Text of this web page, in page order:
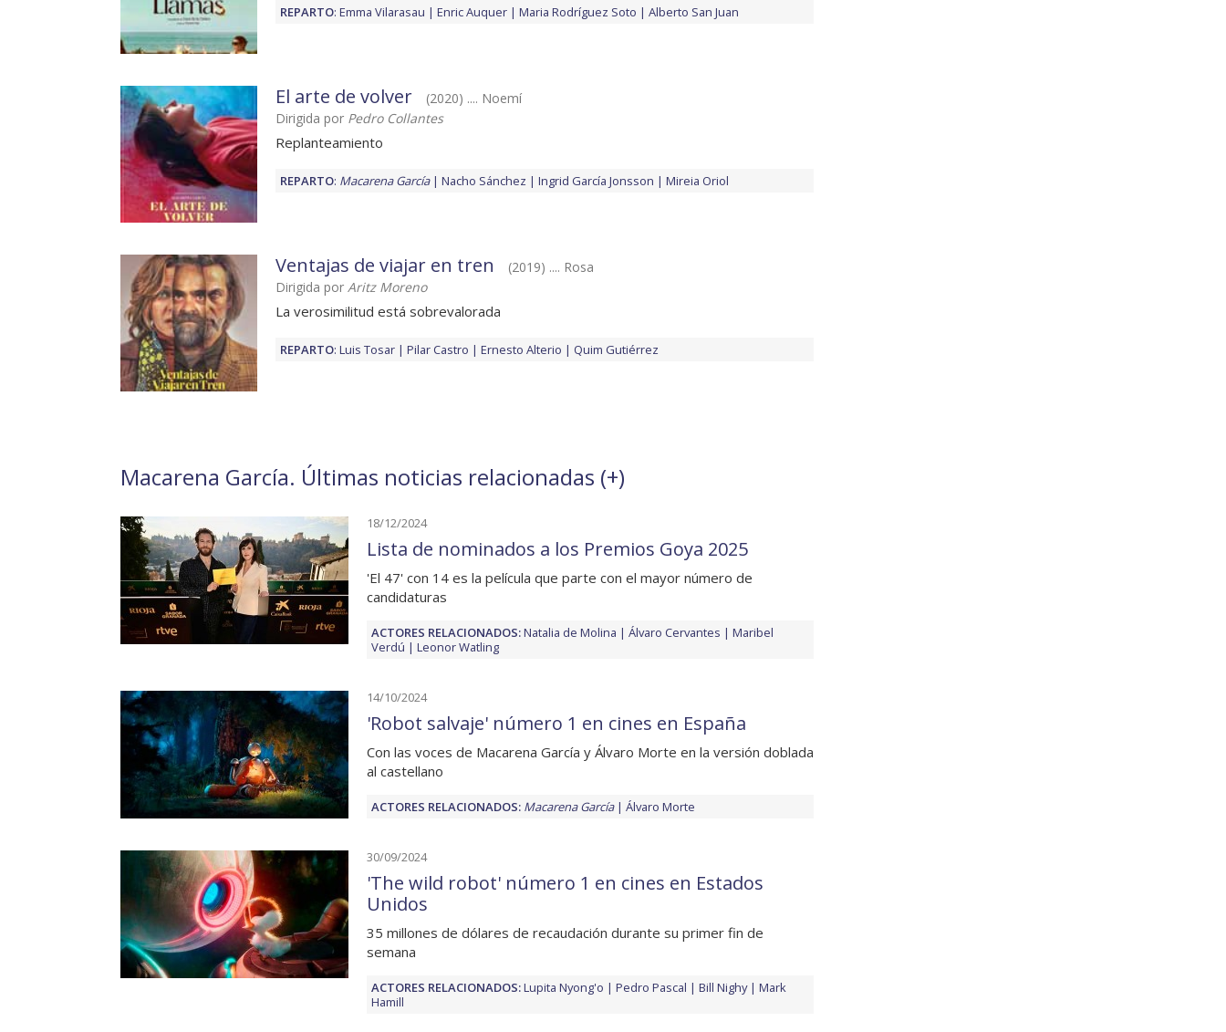
REPARTO: Emma Vilarasau Enric Auquer Maria Rodríguez Soto Alberto San Juan
El arte de volver
(2020) .... Noemí
Dirigida por Pedro Collantes
Replanteamiento
REPARTO: Macarena García Nacho Sánchez Ingrid García Jonsson Mireia Oriol
Ventajas de viajar en tren
(2019) .... Rosa
Dirigida por Aritz Moreno
La verosimilitud está sobrevalorada
REPARTO: Luis Tosar Pilar Castro Ernesto Alterio Quim Gutiérrez
Macarena García. Últimas noticias relacionadas (+)
18/12/2024
Lista de nominados a los Premios Goya 2025
'El 47' con 14 es la película que parte con el mayor número de
candidaturas
ACTORES RELACIONADOS:Natalia de Molina Álvaro Cervantes
Maribel
Verdú
Leonor Watling
14/10/2024
'Robot salvaje' número 1 en cines en España
Con las voces de Macarena García y Álvaro Morte en la versión doblada
al castellano
ACTORES RELACIONADOS: Macarena García Álvaro Morte
30/09/2024
'The wild robot' número 1 en cines en Estados
Unidos
35 millones de dólares de recaudación durante su primer fin de
semana
ACTORES RELACIONADOS:Lupita Nyong'o Pedro Pascal Bill Nighy
Mark
Hamill